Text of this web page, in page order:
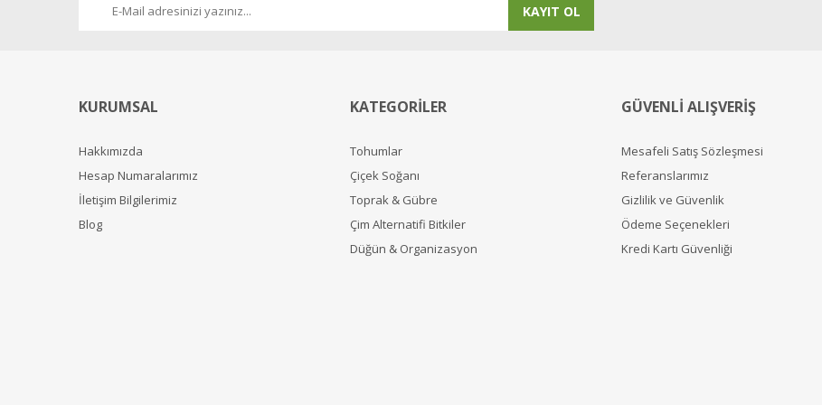
KAYIT OL
KURUMSAL
Hakkımızda
Hesap Numaralarımız
İletişim Bilgilerimiz
Blog
KATEGORİLER
Tohumlar
Çiçek Soğanı
Toprak & Gübre
Çim Alternatifi Bitkiler
Düğün & Organizasyon
GÜVENLİ ALIŞVERİŞ
Mesafeli Satış Sözleşmesi
Referanslarımız
Gizlilik ve Güvenlik
Ödeme Seçenekleri
Kredi Kartı Güvenliği